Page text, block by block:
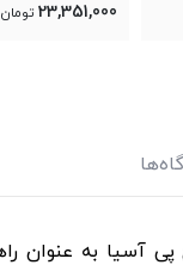
21,294,600 تومان
آسیا به عنوان